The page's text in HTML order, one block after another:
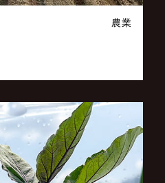
農業